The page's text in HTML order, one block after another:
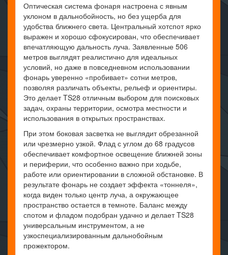
Оптическая система фонаря настроена с явным
уклоном в дальнобойность, но без ущерба для
удобства ближнего света. Центральный хотспот ярко
выражен и хорошо сфокусирован, что обеспечивает
впечатляющую дальность луча. Заявленные 506
метров выглядят реалистично для идеальных
условий, но даже в повседневном использовании
фонарь уверенно «пробивает» сотни метров,
позволяя различать объекты, рельеф и ориентиры.
Это делает TS28 отличным выбором для поисковых
задач, охраны территории, осмотра местности и
использования в открытых пространствах.
При этом боковая засветка не выглядит обрезанной
или чрезмерно узкой. Флад с углом до 68 градусов
обеспечивает комфортное освещение ближней зоны
и периферии, что особенно важно при ходьбе,
работе или ориентировании в сложной обстановке. В
результате фонарь не создает эффекта «тоннеля»,
когда виден только центр луча, а окружающее
пространство остается в темноте. Баланс между
спотом и фладом подобран удачно и делает TS28
универсальным инструментом, а не
узкоспециализированным дальнобойным
прожектором.